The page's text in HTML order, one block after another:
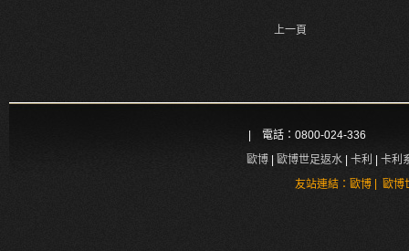
上一頁
| 電話：0800-024-336
歐博
歐博世足返水 卡利
卡利
友站連結： 歐博| 歐博